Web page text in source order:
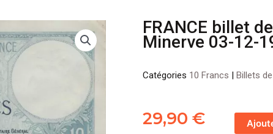
FRANCE billet
Minerve 03-12-
Catégories 10 Francs | Billets
29,90 €
de
FRANCE